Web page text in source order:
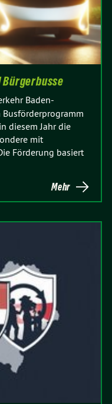
Baden-
diesem Jahr die
mit
Förderung basiert
Mehr